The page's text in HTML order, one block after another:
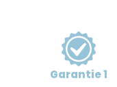
Garantie1